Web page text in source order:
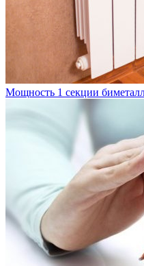
Мощность 1 секции